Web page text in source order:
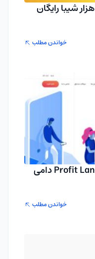
تابستون داغ ادامه داره | 200 هزار شیبا رایگان
خواندن مطلب
معرفی پروژه پرافیت لند؛ آیا Profit Land دامی
خواندن مطلب